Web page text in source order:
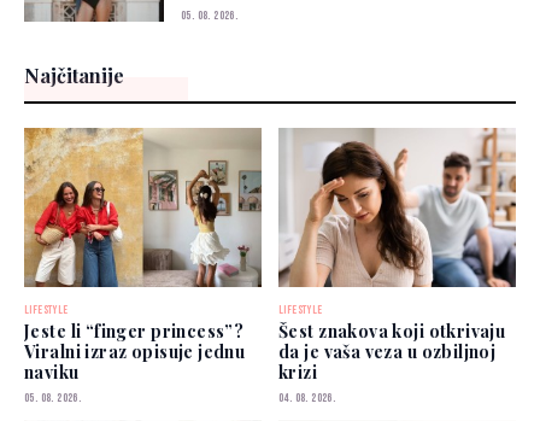
05. 08. 2026.
Najčitanije
LIFESTYLE
Jeste li “finger princess”?
Viralni izraz opisuje jednu
naviku
05. 08. 2026.
LIFESTYLE
Šest znakova koji otkrivaju
da je vaša veza u ozbiljnoj
krizi
04. 08. 2026.